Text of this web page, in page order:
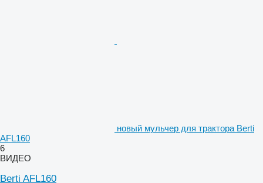
новый мульчер для трактора Berti
AFL160
6
ВИДЕО
Berti AFL160